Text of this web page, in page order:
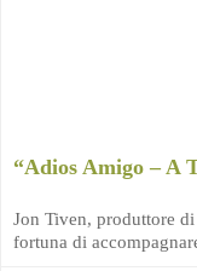
“Adios Amigo – A
Jon Tiven, produttore
fortuna di